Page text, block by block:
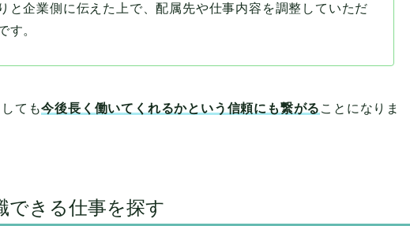
と企業側に伝えた上で、配属先や仕事内容を調整していただ
す。
ても今後長く働いてくれるかという信頼にも繋がる ことになりま
できる仕事を探す